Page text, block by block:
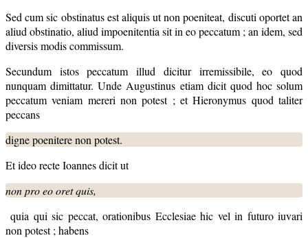
Sed cum sic obstinatus est aliquis ut non poeniteat, discuti oportet an
aliud obstinatio, aliud impoenitentia sit in eo peccatum ; an idem, sed
diversis modis commissum.
Secundum istos peccatum illud dicitur irremissibile, eo quod
nunquam dimittatur. Unde Augustinus etiam dicit quod hoc solum
peccatum veniam mereri non potest ; et Hieronymus quod taliter
peccans
digne poenitere non potest.
Et ideo recte Ioannes dicit ut
non pro eo oret quis,
quia qui sic peccat, orationibus Ecclesiae hic vel in futuro iuvari
non potest ; habens